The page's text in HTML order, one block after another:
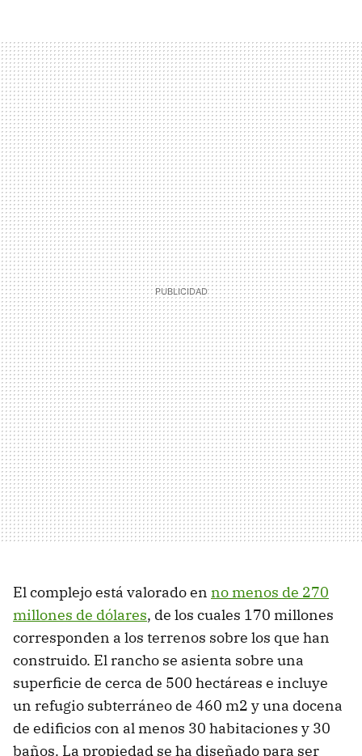
El complejo está valorado en no menos de 270
millones de dólares, de los cuales 170 millones
corresponden a los terrenos sobre los que han
construido. El rancho se asienta sobre una
superficie de cerca de 500 hectáreas e incluye
un refugio subterráneo de 460 m2 y una docena
de edificios con al menos 30 habitaciones y 30
baños. La propiedad se ha diseñado para ser